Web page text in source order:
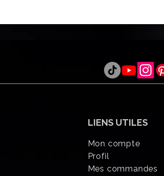
LIENS UTILES
Mon compte
Profil
Mes commandes